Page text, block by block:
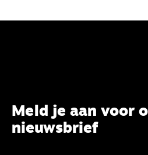
Meld je aan voor
nieuwsbrief